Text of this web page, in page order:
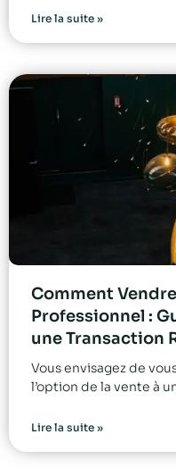
Lire la suite »
Comment
Professionnel :
une Transaction
Vous envisagez de
l’option de la vente à
Lire la suite »